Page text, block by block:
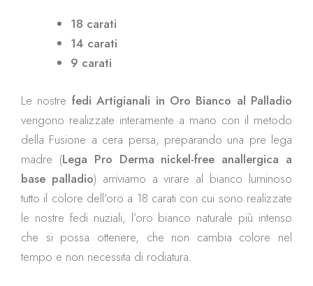
18 carati
14 carati
9 carati
Le nostre fedi Artigianali in Oro Bianco al Palladio
vengono realizzate interamente a mano con il metodo
della Fusione a cera persa, preparando una pre lega
madre (Lega Pro Derma nickel-free anallergica a
base palladio) arriviamo a virare al bianco luminoso
tutto il colore dell’oro a 18 carati con cui sono realizzate
le nostre fedi nuziali, l’oro bianco naturale più intenso
che si possa ottenere, che non cambia colore nel
tempo e non necessita di rodiatura.